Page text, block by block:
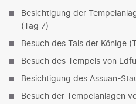
Besichtigung der
(Tag 7)
Besuch des Tals der Könige
Besuch des Tempels von
Besichtigung des Assuan-
Besuch der Tempelanlagen